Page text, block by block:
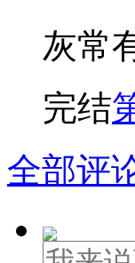
灰常
完结
全部评